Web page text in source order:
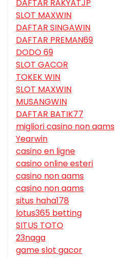
DAFTAR RAKYATJP
SLOT MAXWIN
DAFTAR SINGAWIN
DAFTAR PREMAN69
DODO 69
SLOT GACOR
TOKEK WIN
SLOT MAXWIN
MUSANGWIN
DAFTAR BATIK77
migliori casino non aams
Yearwin
casino en ligne
casino online esteri
casino non aams
casino non aams
situs haha178
lotus365 betting
SITUS TOTO
23naga
game slot gacor